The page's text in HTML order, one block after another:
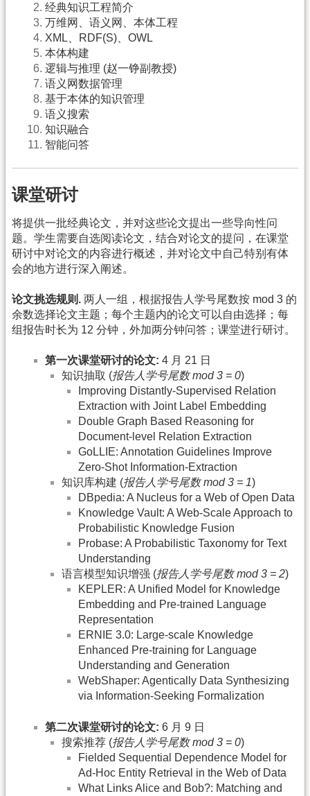
经典知识工程简介
万维网、语义网、本体工程
XML、RDF(S)、OWL
本体构建
逻辑与推理 (赵一铮副教授)
语义网数据管理
基于本体的知识管理
语义搜索
知识融合
智能问答
课堂研讨
将提供一批经典论文，并对这些论文提出一些导向性问
题。学生需要自选阅读论文，结合对论文的提问，在课堂
研讨中对论文的内容进行概述，并对论文中自己特别有体
会的地方进行深入阐述。
论文挑选规则. 两人一组，根据报告人学号尾数按 mod 3 的
余数选择论文主题；每个主题内的论文可以自由选择；每
组报告时长为 12 分钟，外加两分钟问答；课堂进行研讨。
第一次课堂研讨的论文: 4 月 21 日
知识抽取 (报告人学号尾数 mod 3 = 0)
Improving Distantly-Supervised Relation
Extraction with Joint Label Embedding
Double Graph Based Reasoning for
Document-level Relation Extraction
GoLLIE: Annotation Guidelines Improve
Zero-Shot Information-Extraction
知识库构建 (报告人学号尾数 mod 3 = 1)
DBpedia: A Nucleus for a Web of Open Data
Knowledge Vault: A Web-Scale Approach to
Probabilistic Knowledge Fusion
Probase: A Probabilistic Taxonomy for Text
Understanding
语言模型知识增强 (报告人学号尾数 mod 3 = 2)
KEPLER: A Unified Model for Knowledge
Embedding and Pre-trained Language
Representation
ERNIE 3.0: Large-scale Knowledge
Enhanced Pre-training for Language
Understanding and Generation
WebShaper: Agentically Data Synthesizing
via Information-Seeking Formalization
第二次课堂研讨的论文: 6 月 9 日
搜索推荐 (报告人学号尾数 mod 3 = 0)
Fielded Sequential Dependence Model for
Ad-Hoc Entity Retrieval in the Web of Data
What Links Alice and Bob?: Matching and